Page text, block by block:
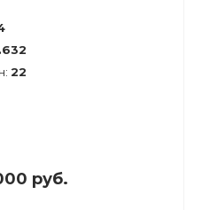
22
руб.